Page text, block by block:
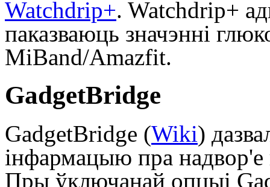
Watchdrip+. Watchdrip+
паказваюць значэнні
MiBand/Amazfit.
GadgetBridge
GadgetBridge (Wiki)
інфармацыю пра надвор'е
Пры ўключанай опцыі